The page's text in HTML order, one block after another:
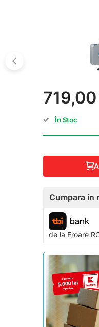
În Stoc
Cumpara in
de la Eroare